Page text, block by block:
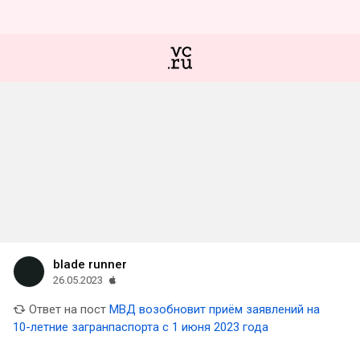
blade runner
26.05.2023
Ответ на пост МВД возобновит приём заявлений на
10-летние загранпаспорта с 1 июня 2023 года